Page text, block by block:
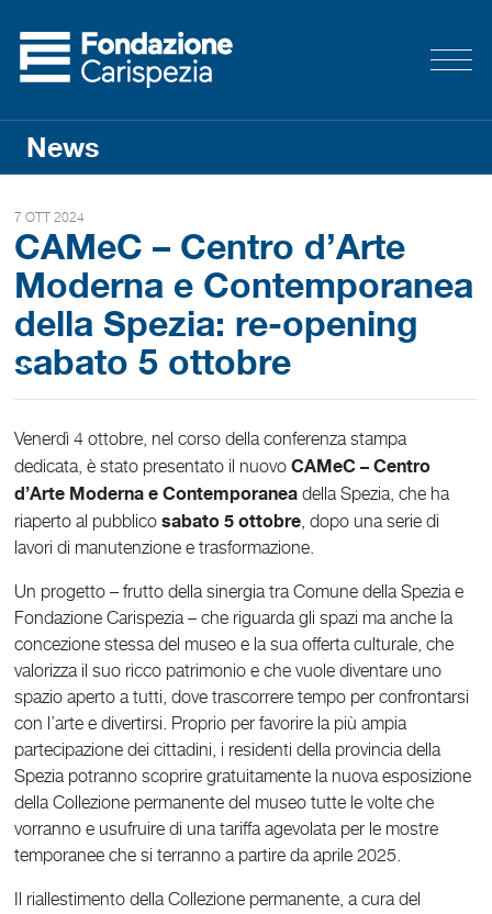
News
7 OTT 2024
CAMeC – Centro d’Arte
Moderna e Contemporanea
della Spezia: re-opening
sabato 5 ottobre
Venerdì 4 ottobre, nel corso della conferenza stampa
dedicata, è stato presentato il nuovoCAMeC – Centro
d’Arte Moderna e Contemporanea della Spezia, che ha
riaperto al pubblicosabato 5 ottobre, dopo una serie di
lavori di manutenzione e trasformazione.
Un progetto – frutto della sinergia tra Comune della Spezia e
Fondazione Carispezia – che riguarda gli spazi ma anche la
concezione stessa del museo e la sua offerta culturale, che
valorizza il suo ricco patrimonio e che vuole diventare uno
spazio aperto a tutti, dove trascorrere tempo per confrontarsi
con l’arte e divertirsi. Proprio per favorire la più ampia
partecipazione dei cittadini, i residenti della provincia della
Spezia potranno scoprire gratuitamente la nuova esposizione
della Collezione permanente del museo tutte le volte che
vorranno e usufruire di una tariffa agevolata per le mostre
temporanee che si terranno a partire da aprile 2025.
Il riallestimento della Collezione permanente, a cura del